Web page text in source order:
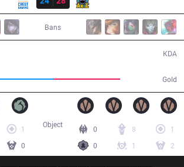
Bans
Gold
KDA
1
0
0 8
1
0
1 2
Object